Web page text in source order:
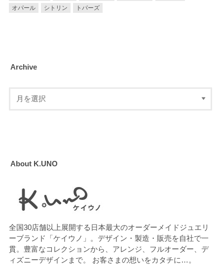
オパール
シトリン トパーズ
Archive
About K.UNO
全国30店舗以上展開する日本最大のオーダーメイドジュエリ
ーブランド「ケイウノ」。デザイン・製造・販売を自社で一
貫。豊富なコレクションから、アレンジ、フルオーダー、デ
ィズニーデザインまで。 お客さまの想いをカタチに…。